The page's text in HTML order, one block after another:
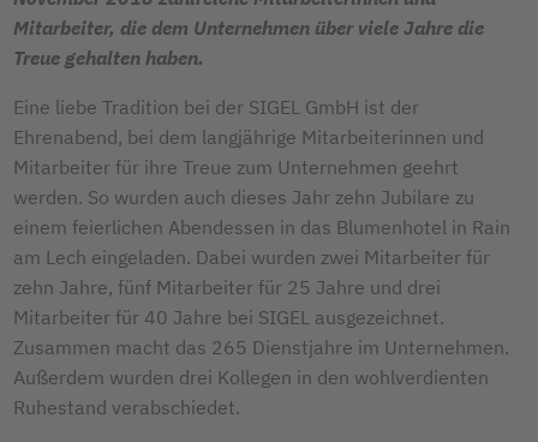
Mitarbeiter, die dem Unternehmen über viele Jahre die
Treue gehalten haben.
Eine liebe Tradition bei der SIGEL GmbH ist der
Ehrenabend, bei dem langjährige Mitarbeiterinnen und
Mitarbeiter für ihre Treue zum Unternehmen geehrt
werden. So wurden auch dieses Jahr zehn Jubilare zu
einem feierlichen Abendessen in das Blumenhotel in Rain
am Lech eingeladen. Dabei wurden zwei Mitarbeiter für
zehn Jahre, fünf Mitarbeiter für 25 Jahre und drei
Mitarbeiter für 40 Jahre bei SIGEL ausgezeichnet.
Zusammen macht das 265 Dienstjahre im Unternehmen.
Außerdem wurden drei Kollegen in den wohlverdienten
Ruhestand verabschiedet.